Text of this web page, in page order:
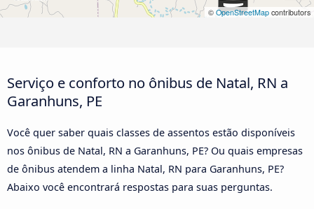
© OpenStreetMap contributors
Serviço e conforto no ônibus de Natal, RN a
Garanhuns, PE
Você quer saber quais classes de assentos estão disponíveis
nos ônibus de Natal, RN a Garanhuns, PE? Ou quais empresas
de ônibus atendem a linha Natal, RN para Garanhuns, PE?
Abaixo você encontrará respostas para suas perguntas.